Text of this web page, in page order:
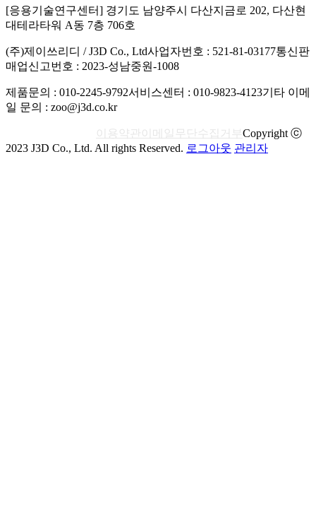
[응용기술연구센터] 경기도 남양주시 다산지금로 202, 다산현
대테라타워 A동 7층 706호
(주)제이쓰리디 / J3D Co., Ltd사업자번호 : 521-81-03177통신판
매업신고번호 : 2023-성남중원-1008
제품문의 : 010-2245-9792서비스센터 : 010-9823-4123기타 이메
일 문의 : zoo@j3d.co.kr
이용약관 이메일무단수집거부Copyright ⓒ
2023 J3D Co., Ltd. All rights Reserved. 로그아웃 관리자